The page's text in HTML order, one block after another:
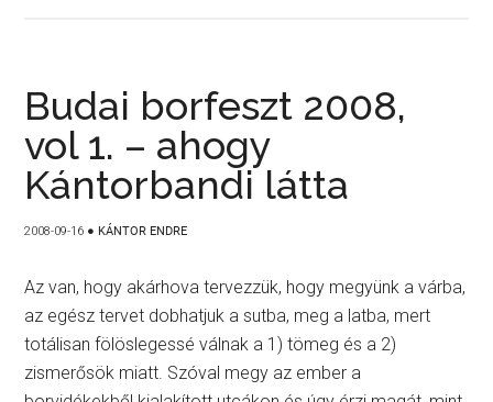
Budai borfeszt 2008,
vol 1. – ahogy
Kántorbandi látta
2008-09-16 ● KÁNTOR ENDRE
Az van, hogy akárhova tervezzük, hogy megyünk a várba,
az egész tervet dobhatjuk a sutba, meg a latba, mert
totálisan fölöslegessé válnak a 1) tömeg és a 2)
zismerősök miatt. Szóval megy az ember a